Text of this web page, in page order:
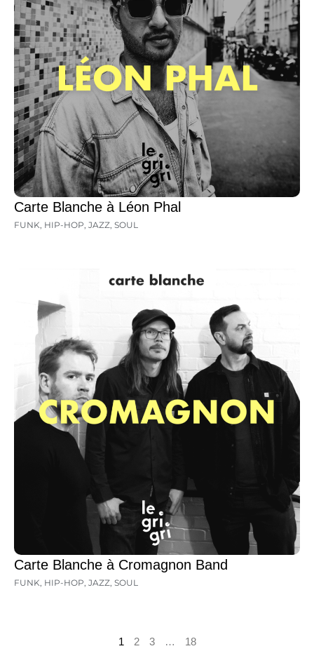
Carte Blanche à Léon Phal
FUNK, HIP-HOP, JAZZ, SOUL
Carte Blanche à Cromagnon Band
FUNK, HIP-HOP, JAZZ, SOUL
1 2 3 … 18